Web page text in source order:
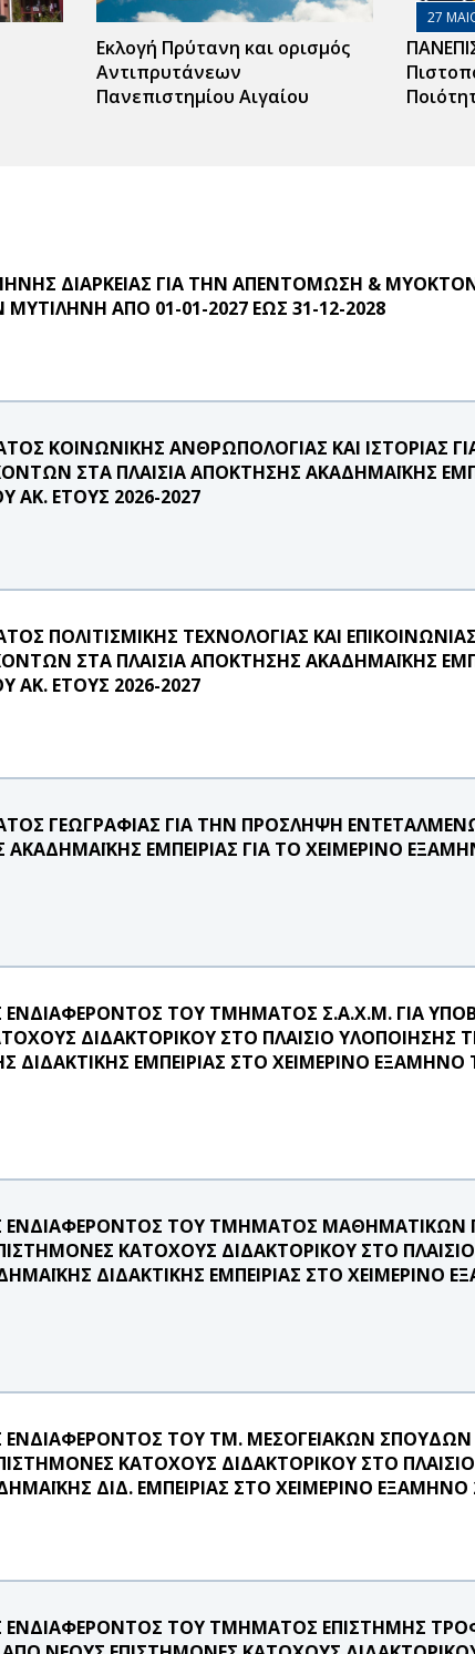
Εκλογή Πρύτανη και ορισμός
Αντιπρυτάνεων
Πανεπιστημίου Αιγαίου
27
ΔΙΑΡΚΕΙΑΣ ΓΙΑ ΤΗΝ ΑΠΕΝΤΟΜΩΣΗ &
ΑΠΟ 01-01-2027 ΕΩΣ 31-12-2028
ΚΟΙΝΩΝΙΚΗΣ ΑΝΘΡΩΠΟΛΟΓΙΑΣ ΚΑΙ ΙΣΤΟΡΙΑΣ
ΣΤΑ ΠΛΑΙΣΙΑ ΑΠΟΚΤΗΣΗΣ ΑΚΑΔΗΜΑΪΚΗΣ
ΑΚ. ΕΤΟΥΣ 2026-2027
ΠΟΛΙΤΙΣΜΙΚΗΣ ΤΕΧΝΟΛΟΓΙΑΣ ΚΑΙ
ΣΤΑ ΠΛΑΙΣΙΑ ΑΠΟΚΤΗΣΗΣ ΑΚΑΔΗΜΑΪΚΗΣ
ΑΚ. ΕΤΟΥΣ 2026-2027
ΓΕΩΓΡΑΦΙΑΣ ΓΙΑ ΤΗΝ ΠΡΟΣΛΗΨΗ
ΑΚΑΔΗΜΑΪΚΗΣ ΕΜΠΕΙΡΙΑΣ ΓΙΑ ΤΟ ΧΕΙΜΕΡΙΝΟ
ΤΟΥ ΤΜΗΜΑΤΟΣ Σ.Α.Χ.Μ. ΓΙΑ
ΔΙΔΑΚΤΟΡΙΚΟΥ ΣΤΟ ΠΛΑΙΣΙΟ ΥΛΟΠΟΙΗΣΗΣ
ΕΜΠΕΙΡΙΑΣ ΣΤΟ ΧΕΙΜΕΡΙΝΟ ΕΞΑΜΗΝΟ
ΕΝΔΙΑΦΕΡΟΝΤΟΣ ΤΟΥ ΤΜΗΜΑΤΟΣ ΜΑΘΗΜΑΤΙΚΩΝ
ΚΑΤΟΧΟΥΣ ΔΙΔΑΚΤΟΡΙΚΟΥ ΣΤΟ
ΔΙΔΑΚΤΙΚΗΣ ΕΜΠΕΙΡΙΑΣ ΣΤΟ ΧΕΙΜΕΡΙΝΟ
ΤΟΥ ΤΜ. ΜΕΣΟΓΕΙΑΚΩΝ ΣΠΟΥΔΩΝ
ΚΑΤΟΧΟΥΣ ΔΙΔΑΚΤΟΡΙΚΟΥ ΣΤΟ
ΔΙΔ. ΕΜΠΕΙΡΙΑΣ ΣΤΟ ΧΕΙΜΕΡΙΝΟ ΕΞΑΜΗΝΟ
ΕΝΔΙΑΦΕΡΟΝΤΟΣ ΤΟΥ ΤΜΗΜΑΤΟΣ ΕΠΙΣΤΗΜΗΣ